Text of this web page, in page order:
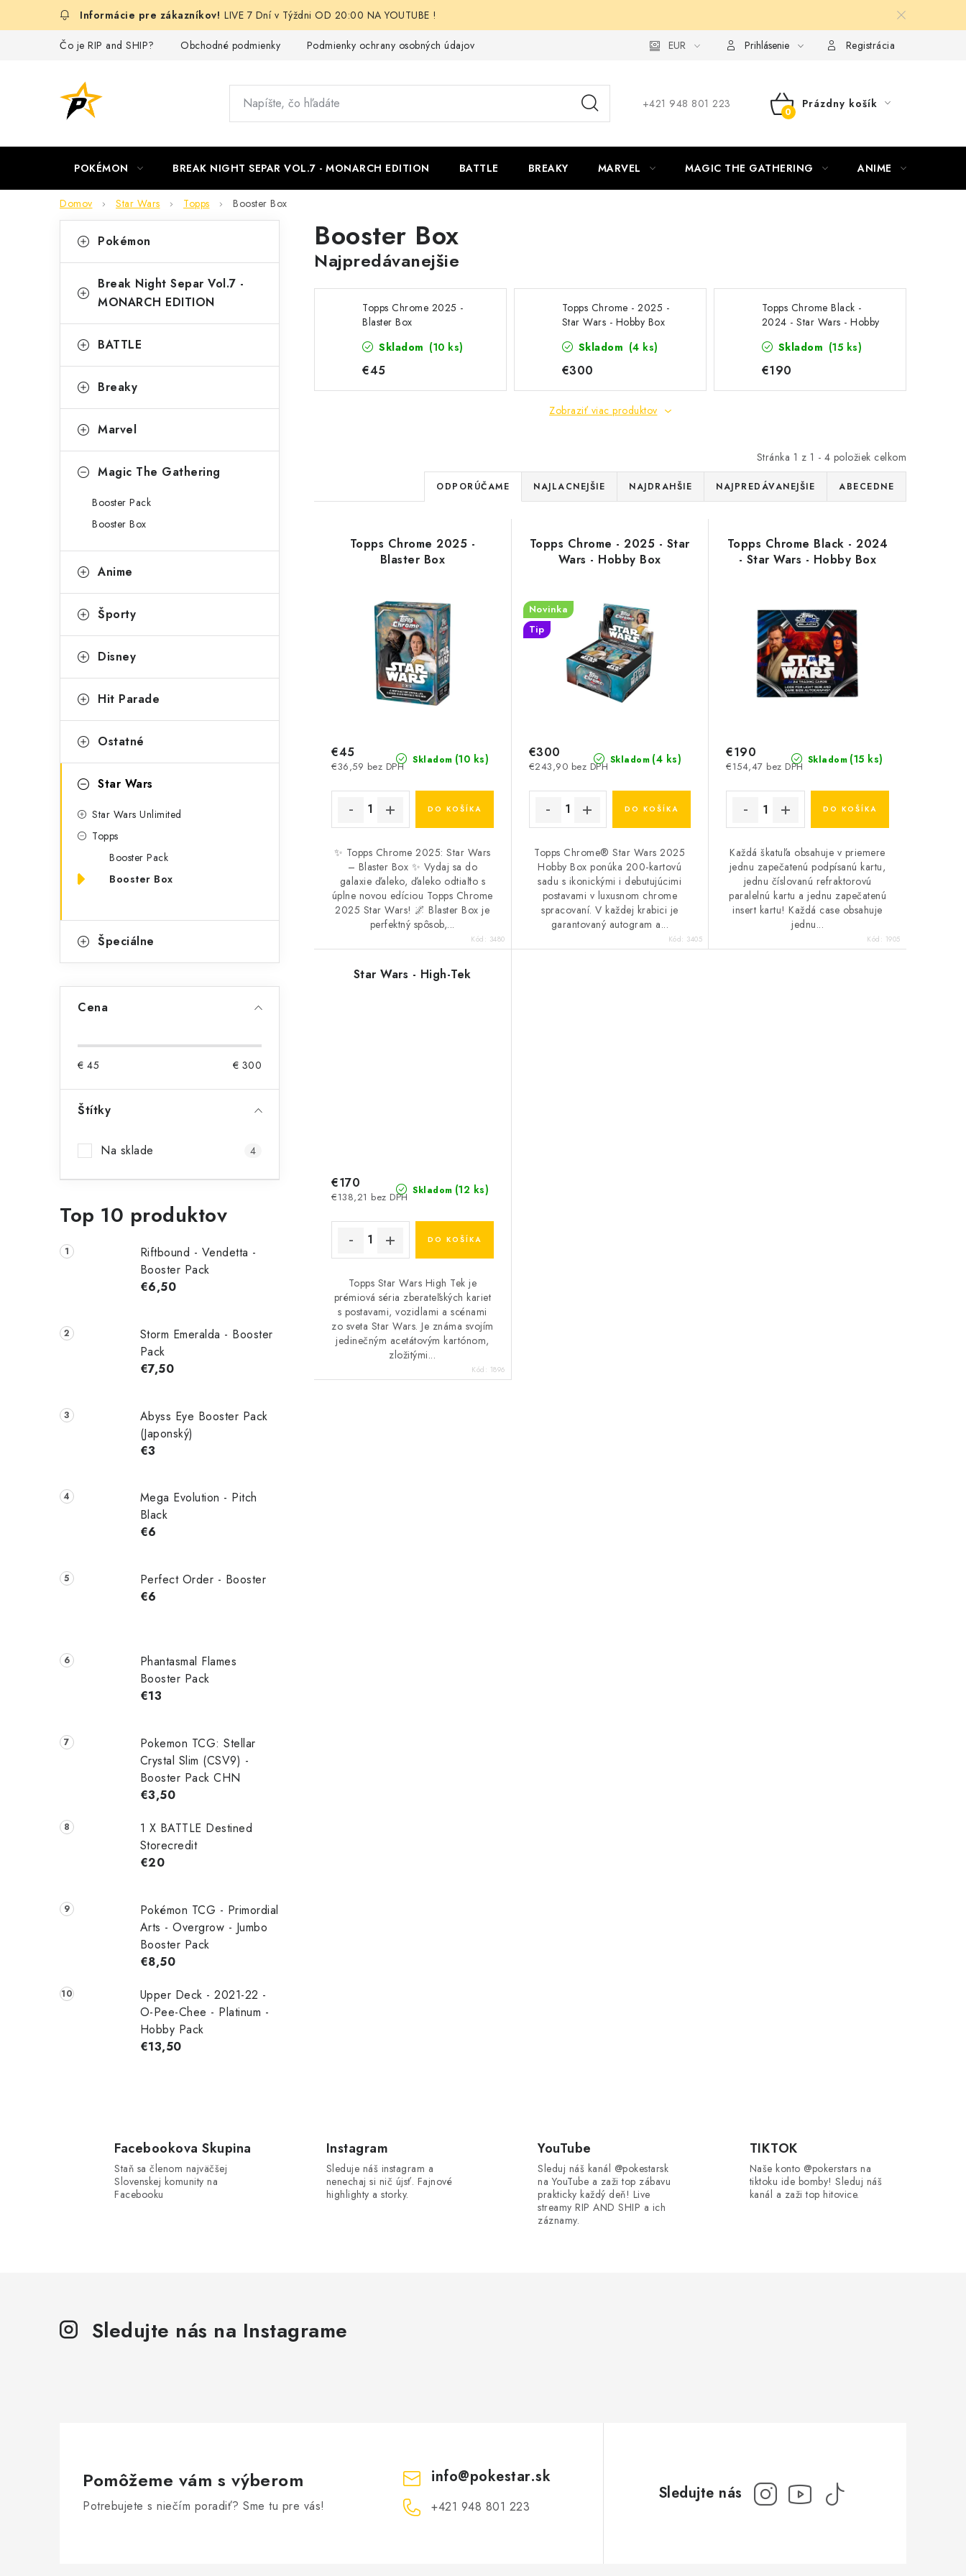
LIVE 7 Dní v Týždni OD 20:00 NA YOUTUBE !
Čo je RIP and SHIP? Obchodné podmienky Podmienky ochrany osobných údajov Odstúpenie od zmluvy formou elektronického formulára
EUR Prihlásenie Registrácia
‪+421 948 801 223
NÁKUPNÝ
Prázdny košík
POKÉMON BREAK NIGHT SEPAR VOL.7 - MONARCH EDITION BATTLE BREAKY MARVEL MAGIC THE GATHERING ANIME
Domov Star Wars Topps Booster Box
o
n
p
e
kategórie
a
g
r
Pokémon
Break Night Separ Vol.7 -
MONARCH EDITION
BATTLE
Breaky
Marvel
Magic The Gathering
Booster Pack
Booster Box
Anime
Športy
Disney
Hit Parade
Ostatné
Star Wars
Star Wars Unlimited
Topps
Booster Pack
Booster Box
Špeciálne
Cena
€ 45 € 300
Štítky
Na sklade 4
Top 10 produktov
Riftbound - Vendetta -
Booster Pack
€6,50
Storm Emeralda - Booster
Pack
€7,50
Abyss Eye Booster Pack
(Japonský)
€3
Mega Evolution - Pitch
Black
€6
Perfect Order - Booster
€6
Phantasmal Flames
Booster Pack
€13
Pokemon TCG: Stellar
Crystal Slim (CSV9) -
Booster Pack CHN
€3,50
1 X BATTLE Destined
Storecredit
€20
Pokémon TCG - Primordial
Arts - Overgrow - Jumbo
Booster Pack
€8,50
Upper Deck - 2021-22 -
O-Pee-Chee - Platinum -
Hobby Pack
€13,50
Booster Box
Najpredávanejšie
Topps Chrome 2025 -
Blaster Box
Skladom (10 ks)
€45
Topps Chrome - 2025 -
Star Wars - Hobby Box
Skladom (4 ks)
€300
Topps Chrome Black -
2024 - Star Wars - Hobby
Skladom (15 ks)
€190
Zobraziť viac produktov
Stránka 1 z 1 - 4 položiek celkom
R
a
d
e
n
i
e
p
r
d
u
k
t
o
v
ODPORÚČAME NAJLACNEJŠIE NAJDRAHŠIE NAJPREDÁVANEJŠIE ABECEDNE
Topps Chrome 2025 -
Blaster Box
Skladom (10 ks)
€36,59 bez DPH
€45
DO KOŠÍKA
✨ Topps Chrome 2025: Star Wars
– Blaster Box ✨ Vydaj sa do
galaxie ďaleko, ďaleko odtiaľto s
úplne novou edíciou Topps Chrome
2025 Star Wars! 🌌 Blaster Box je
perfektný spôsob,...
Kód: 3480
Topps Chrome - 2025 - Star
Wars - Hobby Box
Novinka
Tip
Skladom (4 ks)
€243,90 bez DPH
€300
DO KOŠÍKA
Topps Chrome® Star Wars 2025
Hobby Box ponúka 200-kartovú
sadu s ikonickými i debutujúcimi
postavami v luxusnom chrome
spracovaní. V každej krabici je
garantovaný autogram a...
Kód: 3405
Topps Chrome Black - 2024
- Star Wars - Hobby Box
Skladom (15 ks)
€154,47 bez DPH
€190
DO KOŠÍKA
Každá škatuľa obsahuje v priemere
jednu zapečatenú podpísanú kartu,
jednu číslovanú refraktorovú
paralelnú kartu a jednu zapečatenú
insert kartu! Každá case obsahuje
jednu...
Kód: 1905
Star Wars - High-Tek
Skladom (12 ks)
€138,21 bez DPH
€170
DO KOŠÍKA
Topps Star Wars High Tek je
prémiová séria zberateľských kariet
s postavami, vozidlami a scénami
zo sveta Star Wars. Je známa svojím
jedinečným acetátovým kartónom,
zložitými...
Kód: 1896
Facebookova Skupina
Staň sa členom najväčšej
Slovenskej komunity na
Facebooku
Instagram
Sleduje náš instagram a
nenechaj si nič újsť. Fajnové
highlighty a storky.
YouTube
Sleduj náš kanál @pokestarsk
na YouTube a zaži top zábavu
prakticky každý deň! Live
streamy RIP AND SHIP a ich
záznamy.
TIKTOK
Naše konto @pokerstars na
tiktoku ide bomby! Sleduj náš
kanál a zaži top hitovice.
Sledujte nás na Instagrame
Pomôžeme vám s výberom
Potrebujete s niečím poradiť? Sme tu pre vás!
info@pokestar.sk
‪+421 948 801 223